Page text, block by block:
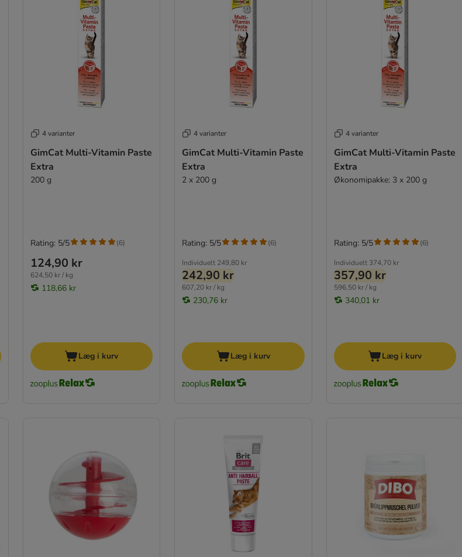
4 varianter
GimCat Multi-Vitamin Paste
Extra
200 g
124,90 kr
624,50 kr / kg
118,66 kr
Rating: 5/5 (6)
Læg i kurv
4 varianter
GimCat Multi-Vitamin Paste
Extra
2 x 200 g
Individuelt 249,80 kr
242,90 kr
607,20 kr / kg
230,76 kr
Rating: 5/5 (6)
Læg i kurv
4 varianter
GimCat Multi-Vitamin Paste
Extra
Økonomipakke: 3 x 200 g
Individuelt 374,70 kr
357,90 kr
596,50 kr / kg
340,01 kr
Rating: 5/5 (6)
Læg i kurv